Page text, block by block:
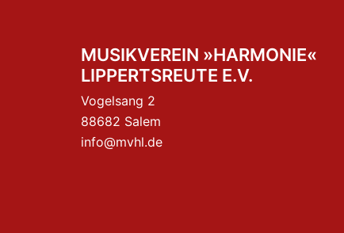
MUSIKVEREIN »HARMONIE«
LIPPERTSREUTE E.V.
Vogelsang 2
88682 Salem
info@mvhl.de